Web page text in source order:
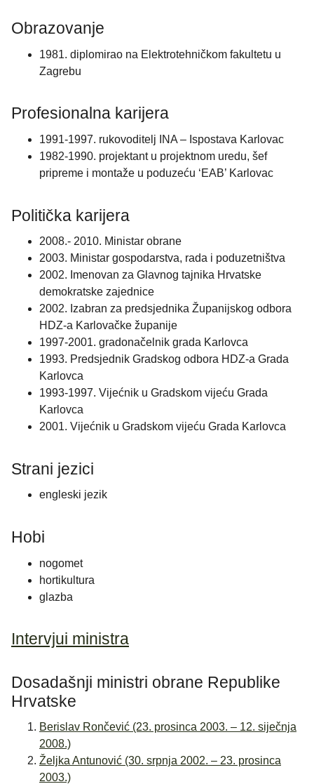
Obrazovanje
1981. diplomirao na Elektrotehničkom fakultetu u
Zagrebu
Profesionalna karijera
1991-1997. rukovoditelj INA – Ispostava Karlovac
1982-1990. projektant u projektnom uredu, šef
pripreme i montaže u poduzeću ‘EAB’ Karlovac
Politička karijera
2008.- 2010. Ministar obrane
2003. Ministar gospodarstva, rada i poduzetništva
2002. Imenovan za Glavnog tajnika Hrvatske
demokratske zajednice
2002. Izabran za predsjednika Županijskog odbora
HDZ-a Karlovačke županije
1997-2001. gradonačelnik grada Karlovca
1993. Predsjednik Gradskog odbora HDZ-a Grada
Karlovca
1993-1997. Vijećnik u Gradskom vijeću Grada
Karlovca
2001. Vijećnik u Gradskom vijeću Grada Karlovca
Strani jezici
engleski jezik
Hobi
nogomet
hortikultura
glazba
Intervjui ministra
Dosadašnji ministri obrane Republike
Hrvatske
Berislav Rončević (23. prosinca 2003. – 12. siječnja
2008.)
Željka Antunović (30. srpnja 2002. – 23. prosinca
2003.)